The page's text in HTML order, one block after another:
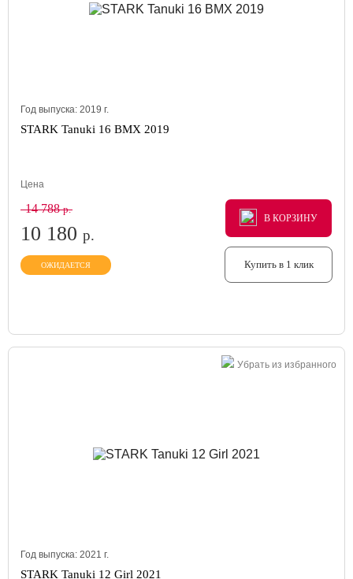
Год выпуска: 2019 г.
STARK Tanuki 16 BMX 2019
Цена
14 788р.
10 180 р.
ОЖИДАЕТСЯ
В КОРЗИНУ
В КОРЗИНУ
В КОРЗИНУ
Купить в 1 клик
Убрать из избранного
Год выпуска: 2021 г.
STARK Tanuki 12 Girl 2021